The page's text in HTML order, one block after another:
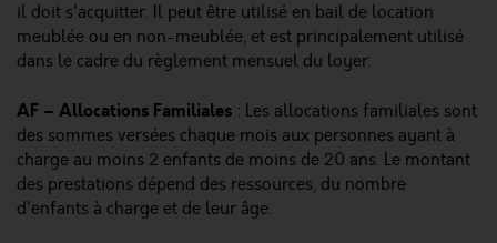
il doit s'acquitter. Il peut être utilisé en bail de location
meublée ou en non-meublée, et est principalement utilisé
dans le cadre du règlement mensuel du loyer.
AF – Allocations Familiales : Les allocations familiales sont
des sommes versées chaque mois aux personnes ayant à
charge au moins 2 enfants de moins de 20 ans. Le montant
des prestations dépend des ressources, du nombre
d'enfants à charge et de leur âge.